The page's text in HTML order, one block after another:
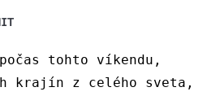
tohto víkendu,
krajín z celého sveta,